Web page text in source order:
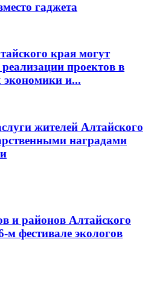
гаджета
края могут
проектов в
экономики и...
жителей Алтайского
наградами
и районов Алтайского
м фестивале экологов